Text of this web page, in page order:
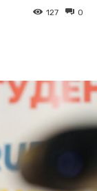
0
127